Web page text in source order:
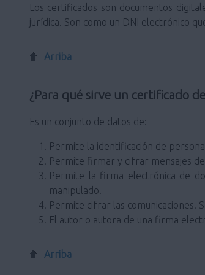
Los certificados son documentos
jurídica. Son como un DNI electrónico
Arriba
¿Para qué sirve un certificado
Es un conjunto de datos de:
Permite la identificación de
Permite firmar y cifrar mensajes
Permite la firma electrónica de
manipulado.
Permite cifrar las comunicaciones.
El autor o autora de una firma
Arriba